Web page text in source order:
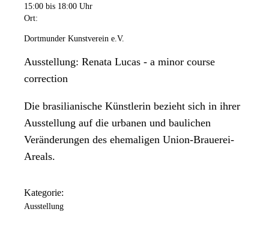
15:00 bis 18:00 Uhr
Ort:
Dortmunder Kunstverein e.V.
Ausstellung: Renata Lucas - a minor course
correction
Die brasilianische Künstlerin bezieht sich in ihrer
Ausstellung auf die urbanen und baulichen
Veränderungen des ehemaligen Union-Brauerei-
Areals.
Kategorie:
Ausstellung